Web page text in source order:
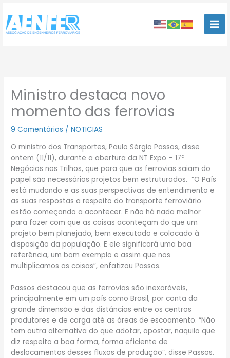
para
conteúdo
Ministro destaca novo
momento das ferrovias
9 Comentários /NOTICIAS
O ministro dos Transportes, Paulo Sérgio Passos, disse
ontem (11/11), durante a abertura da NT Expo – 17ª
Negócios nos Trilhos, que para que as ferrovias saiam do
papel são necessários projetos bem estruturados. “O País
está mudando e as suas perspectivas de entendimento e
as suas respostas a respeito do transporte ferroviário
estão começando a acontecer. E não há nada melhor
para fazer com que as coisas aconteçam do que um
projeto bem planejado, bem executado e colocado à
disposição da população. E ele significará uma boa
referência, um bom exemplo e assim que nos
multiplicamos as coisas”, enfatizou Passos.
Passos destacou que as ferrovias são inexoráveis,
principalmente em um país como Brasil, por conta da
grande dimensão e das distâncias entre os centros
produtores e de carga até as áreas de escoamento. “Não
tem outra alternativa do que adotar, apostar, naquilo que
diz respeito a boa forma, forma eficiente de
deslocamentos desses fluxos de produção”, disse Passos.